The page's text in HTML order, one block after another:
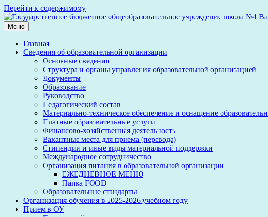
Перейти к содержимому
Меню
Главная
Сведения об образовательной организации
Основные сведения
Структура и органы управления образовательной организацией
Документы
Образование
Руководство
Педагогический состав
Материально-техническое обеспечение и оснащение
Платные образовательные услуги
Финансово-хозяйственная деятельность
Вакантные места для приема (перевода)
Стипендии и иные виды материальной поддержки
Международное сотрудничество
Организация питания в образовательной организации
ЕЖЕДНЕВНОЕ МЕНЮ
Папка FOOD
Образовательные стандарты
Организация обучения в 2025-2026 учебном году
Прием в ОУ